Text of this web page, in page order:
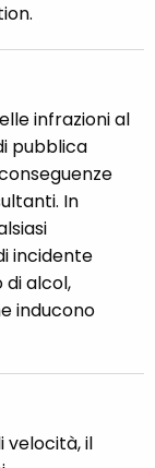
infrazioni al
pubblica
In
incidente
alcol,
inducono
velocità, il